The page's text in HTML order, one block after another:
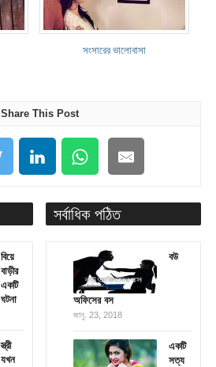
সংসারের ভালোবাসা
Share This Post
বিয়ে
বাড়ীর
একটি
ঘটনা
স্ত্রী
যখন
সর্বাধিক পঠিত
বউ
অফিসের বস
জানু. 23, 2018
একটি
সত্য